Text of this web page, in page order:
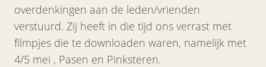
overdenkingen aan de leden/vrienden
verstuurd. Zij heeft in die tijd ons verrast met
filmpjes die te downloaden waren, namelijk met
4/5 mei , Pasen en Pinksteren.